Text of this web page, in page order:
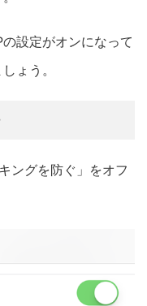
設定がオンになって
ょう。
ングを防ぐ」をオフ